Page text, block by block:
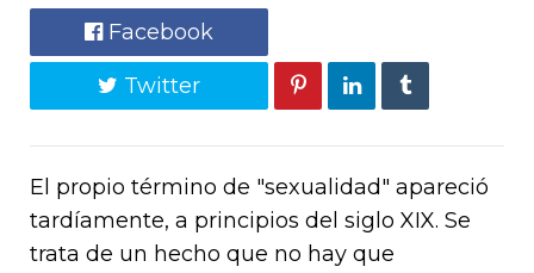
Facebook
Twitter
El propio término de "sexualidad" apareció
tardíamente, a principios del siglo XIX. Se
trata de un hecho que no hay que